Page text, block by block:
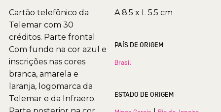
Cartão telefônico da
Telemar com 30
créditos. Parte frontal
Com fundo na cor azul e
inscrições nas cores
branca, amarela e
laranja, logomarca da
Telemar e da Infraero.
A 8.5 x L 5.5 cm
PAÍS DE ORIGEM
Brasil
ESTADO DE ORIGEM